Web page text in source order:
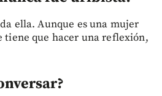
ella. Aunque es una mujer
tiene que hacer una reflexión,